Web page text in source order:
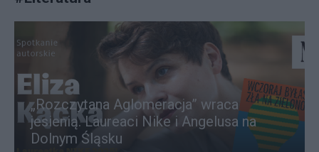
„Rozczytana Aglomeracja” wraca
jesienią. Laureaci Nike i Angelusa na
Dolnym Śląsku